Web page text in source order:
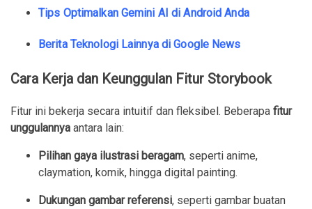
Tips Optimalkan Gemini AI di Android Anda
Berita Teknologi Lainnya di Google News
Cara Kerja dan Keunggulan Fitur Storybook
Fitur ini bekerja secara intuitif dan fleksibel. Beberapa fitur
unggulannya antara lain:
Pilihan gaya ilustrasi beragam, seperti anime,
claymation, komik, hingga digital painting.
Dukungan gambar referensi, seperti gambar buatan